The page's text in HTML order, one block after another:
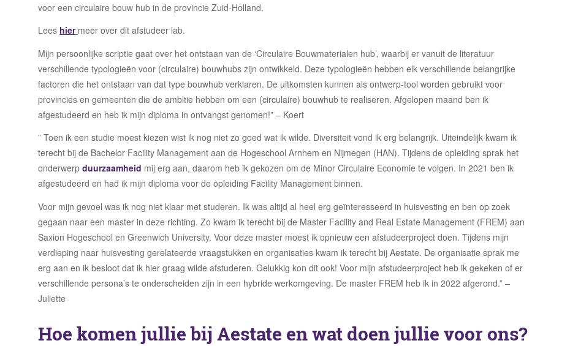
voor een circulaire bouw hub in de provincie Zuid-Holland.
Lees hier meer over dit afstudeer lab.
Mijn persoonlijke scriptie gaat over het ontstaan van de ‘Circulaire Bouwmaterialen hub’, waarbij er vanuit de literatuur
verschillende typologieën voor (circulaire) bouwhubs zijn ontwikkeld. Deze typologieën hebben elk verschillende belangrijke
factoren die het ontstaan van dat type bouwhub verklaren. De uitkomsten kunnen als ontwerp-tool worden gebruikt voor
provincies en gemeenten die de ambitie hebben om een (circulaire) bouwhub te realiseren. Afgelopen maand ben ik
afgestudeerd en heb ik mijn diploma in ontvangst genomen!” – Koert
” Toen ik een studie moest kiezen wist ik nog niet zo goed wat ik wilde. Diversiteit vond ik erg belangrijk. Uiteindelijk kwam ik
terecht bij de Bachelor Facility Management aan de Hogeschool Arnhem en Nijmegen (HAN). Tijdens de opleiding sprak het
onderwerp duurzaamheid mij erg aan, daarom heb ik gekozen om de Minor Circulaire Economie te volgen. In 2021 ben ik
afgestudeerd en had ik mijn diploma voor de opleiding Facility Management binnen.
Voor mijn gevoel was ik nog niet klaar met studeren. Ik was altijd al heel erg geïnteresseerd in huisvesting en ben op zoek
gegaan naar een master in deze richting. Zo kwam ik terecht bij de Master Facility and Real Estate Management (FREM) aan
Saxion Hogeschool en Greenwich University. Voor deze master moest ik opnieuw een afstudeerproject doen. Tijdens mijn
verdieping naar huisvesting gerelateerde vraagstukken en organisaties kwam ik terecht bij Aestate. De organisatie sprak me
erg aan en ik besloot dat ik hier graag wilde afstuderen. Gelukkig kon dit ook! Voor mijn afstudeerproject heb ik gekeken of er
verschillende persona’s te onderscheiden zijn in een hybride werkomgeving. De master FREM heb ik in 2022 afgerond.” –
Juliette
Hoe komen jullie bij Aestate en wat doen jullie voor ons?